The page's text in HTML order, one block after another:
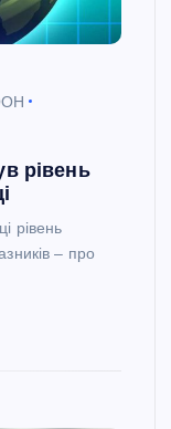
рівень
рівень
– про